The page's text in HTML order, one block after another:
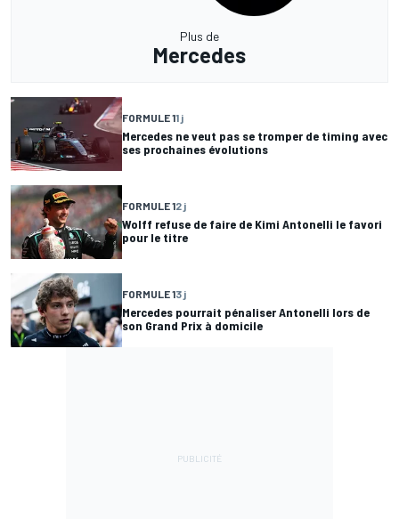
Plus de
Mercedes
FORMULE 11 j
Mercedes ne veut pas se tromper de timing avec
ses prochaines évolutions
FORMULE 12 j
Wolff refuse de faire de Kimi Antonelli le favori
pour le titre
FORMULE 13 j
Mercedes pourrait pénaliser Antonelli lors de
son Grand Prix à domicile